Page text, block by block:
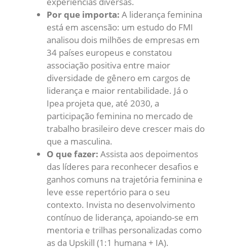
Por que importa: A liderança feminina
está em ascensão: um estudo do FMI
analisou dois milhões de empresas em
34 países europeus e constatou
associação positiva entre maior
diversidade de gênero em cargos de
liderança e maior rentabilidade. Já o
Ipea projeta que, até 2030, a
participação feminina no mercado de
trabalho brasileiro deve crescer mais do
que a masculina.
O que fazer: Assista aos depoimentos
das líderes para reconhecer desafios e
ganhos comuns na trajetória feminina e
leve esse repertório para o seu
contexto. Invista no desenvolvimento
contínuo de liderança, apoiando-se em
mentoria e trilhas personalizadas como
as da Upskill (1:1 humana + IA).